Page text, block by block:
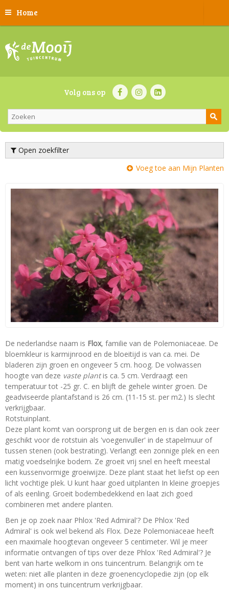
Home
Volg ons op
Open zoekfilter
Voeg toe aan Mijn Planten
De nederlandse naam is Flox, familie van de Polemoniaceae. De
bloemkleur is karmijnrood en de bloeitijd is van ca. mei. De
bladeren zijn groen en ongeveer 5 cm. hoog. De volwassen
hoogte van deze vaste plantis ca. 5 cm. Verdraagt een
temperatuur tot -25 gr. C. en blijft de gehele winter groen. De
geadviseerde plantafstand is 26 cm. (11-15 st. per m2.) Is slecht
verkrijgbaar.
Rotstuinplant.
Deze plant komt van oorsprong uit de bergen en is dan ook zeer
geschikt voor de rotstuin als 'voegenvuller' in de stapelmuur of
tussen stenen (ook bestrating). Verlangt een zonnige plek en een
matig voedselrijke bodem. Ze groeit vrij snel en heeft meestal
een kussenvormige groeiwijze. Deze plant staat het liefst op een
licht vochtige plek. U kunt haar goed uitplanten In kleine groepjes
of als eenling. Groeit bodembedekkend en laat zich goed
combineren met andere planten.
Ben je op zoek naar Phlox 'Red Admiral'? De Phlox 'Red
Admiral' is ook wel bekend als Flox. Deze Polemoniaceae heeft
een maximale hoogtevan ongeveer 5 centimeter. Wil je meer
informatie ontvangen of tips over deze Phlox 'Red Admiral'? Je
bent van harte welkom in ons tuincentrum. Belangrijk om te
weten: niet alle planten in deze groenencyclopedie zijn (op elk
moment) in ons tuincentrum verkrijgbaar.